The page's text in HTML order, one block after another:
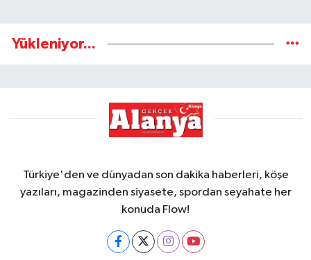
Yükleniyor...
Türkiye'den ve dünyadan son dakika haberleri, köşe
yazıları, magazinden siyasete, spordan seyahate her
konuda Flow!